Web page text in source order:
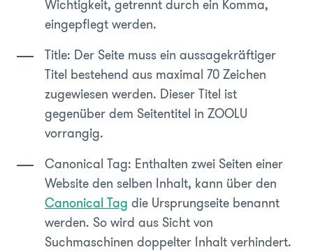
Wichtigkeit, getrennt durch ein Komma,
eingepflegt werden.
Title: Der Seite muss ein aussagekräftiger
Titel bestehend aus maximal 70 Zeichen
zugewiesen werden. Dieser Titel ist
gegenüber dem Seitentitel in ZOOLU
vorrangig.
Canonical Tag: Enthalten zwei Seiten einer
Website den selben Inhalt, kann über den
Canonical Tag die Ursprungseite benannt
werden. So wird aus Sicht von
Suchmaschinen doppelter Inhalt verhindert.